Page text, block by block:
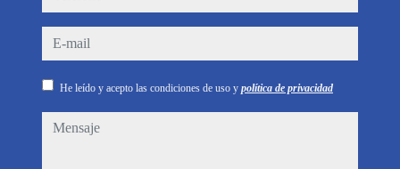
e-mail
He leído y acepto las condiciones de uso y política de privacidad
mensaje